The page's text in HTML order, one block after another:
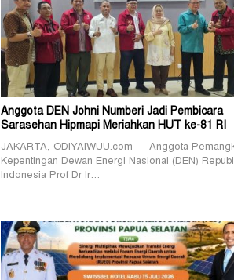
Anggota DEN Johni Numberi Jadi Pembicara
Sarasehan Hipmapi Meriahkan HUT ke-81 RI
JAKARTA, ODIYAIWUU.com — Anggota
Kepentingan Dewan Energi Nasional (DEN)
Indonesia Prof Dr Ir…